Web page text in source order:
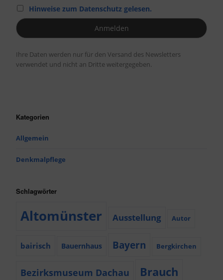
Hinweise zum Datenschutz gelesen.
Ihre Daten werden nur für den Versand des Newsletters
verwendet und nicht an Dritte weitergegeben.
Kategorien
Allgemein
Denkmalpflege
Schlagwörter
Altomünster Ausstellung Autor
bairisch Bauernhaus Bayern Bergkirchen
Bezirksmuseum Dachau Brauch